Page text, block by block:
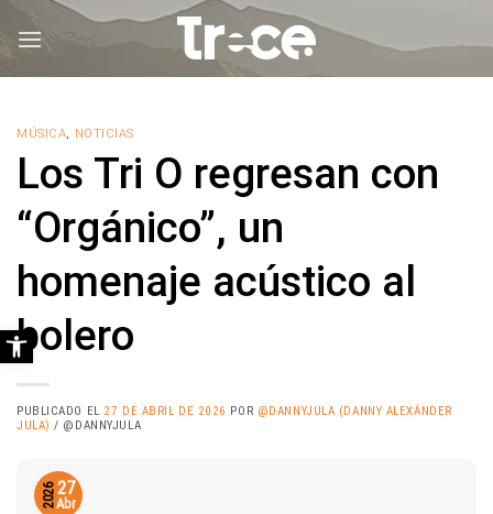
MÚSICA, NOTICIAS
Los Tri O regresan con
“Orgánico”, un
homenaje acústico al
bolero
PUBLICADO EL 27 DE ABRIL DE 2026 POR @DANNYJULA (DANNY ALEXÁNDER
JULA) / @DANNYJULA
27
Abr
2026
Abrir barra de herramientas